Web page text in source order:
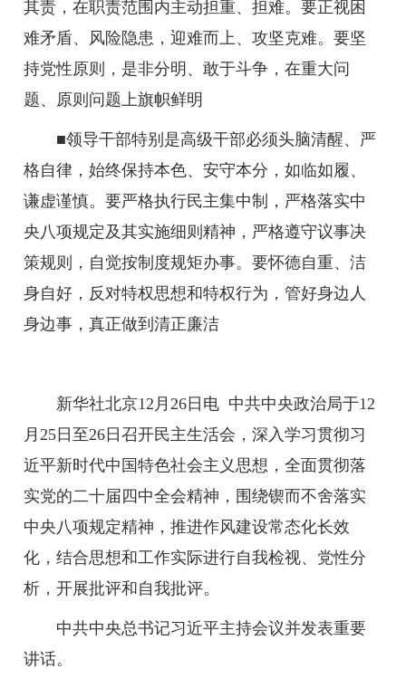
其责，在职责范围内主动担重、担难。要正视困
难矛盾、风险隐患，迎难而上、攻坚克难。要坚
持党性原则，是非分明、敢于斗争，在重大问
题、原则问题上旗帜鲜明
■领导干部特别是高级干部必须头脑清醒、严
格自律，始终保持本色、安守本分，如临如履、
谦虚谨慎。要严格执行民主集中制，严格落实中
央八项规定及其实施细则精神，严格遵守议事决
策规则，自觉按制度规矩办事。要怀德自重、洁
身自好，反对特权思想和特权行为，管好身边人
身边事，真正做到清正廉洁
新华社北京12月26日电 中共中央政治局于12
月25日至26日召开民主生活会，深入学习贯彻习
近平新时代中国特色社会主义思想，全面贯彻落
实党的二十届四中全会精神，围绕锲而不舍落实
中央八项规定精神，推进作风建设常态化长效
化，结合思想和工作实际进行自我检视、党性分
析，开展批评和自我批评。
中共中央总书记习近平主持会议并发表重要
讲话。